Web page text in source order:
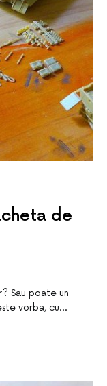
de
Sau poate un
vorba, cu…